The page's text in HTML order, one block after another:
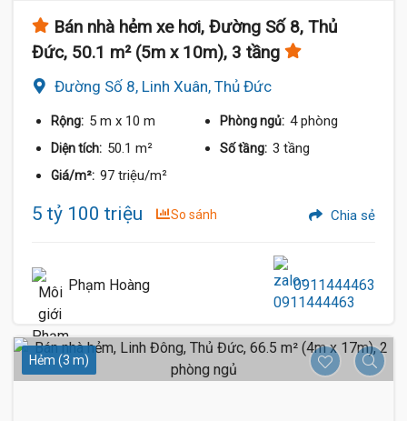
Bán nhà hẻm xe hơi, Đường Số 8, Thủ
Đức, 50.1 m² (5m x 10m), 3 tầng
Đường Số 8, Linh Xuân, Thủ Đức
Rộng: 5 m x 10 m Phòng ngủ: 4 phòng
Diện tích: 50.1 m² Số tầng: 3 tầng
Giá/m²: 97 triệu/m²
5 tỷ 100 triệu So sánh Chia sẻ
Phạm Hoàng 0911444463
Hẻm (3 m)